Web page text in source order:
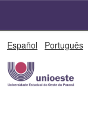
Español Português